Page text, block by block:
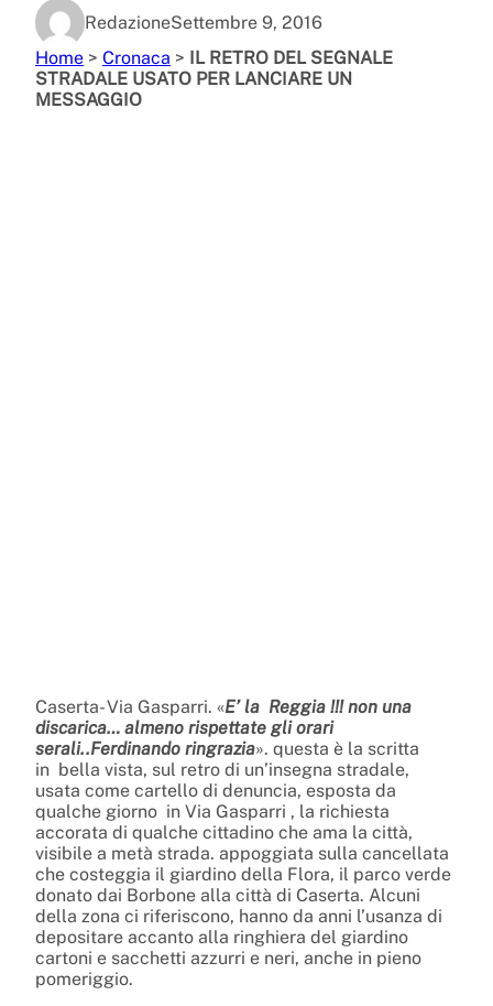
RedazioneSettembre 9, 2016
Home > Cronaca > IL RETRO DEL SEGNALE
STRADALE USATO PER LANCIARE UN
MESSAGGIO
Caserta- Via Gasparri. «E’ la Reggia !!! non una
discarica… almeno rispettate gli orari
serali..Ferdinando ringrazia». questa è la scritta
in bella vista, sul retro di un’insegna stradale,
usata come cartello di denuncia, esposta da
qualche giorno in Via Gasparri , la richiesta
accorata di qualche cittadino che ama la città,
visibile a metà strada. appoggiata sulla cancellata
che costeggia il giardino della Flora, il parco verde
donato dai Borbone alla città di Caserta. Alcuni
della zona ci riferiscono, hanno da anni l’usanza di
depositare accanto alla ringhiera del giardino
cartoni e sacchetti azzurri e neri, anche in pieno
pomeriggio.